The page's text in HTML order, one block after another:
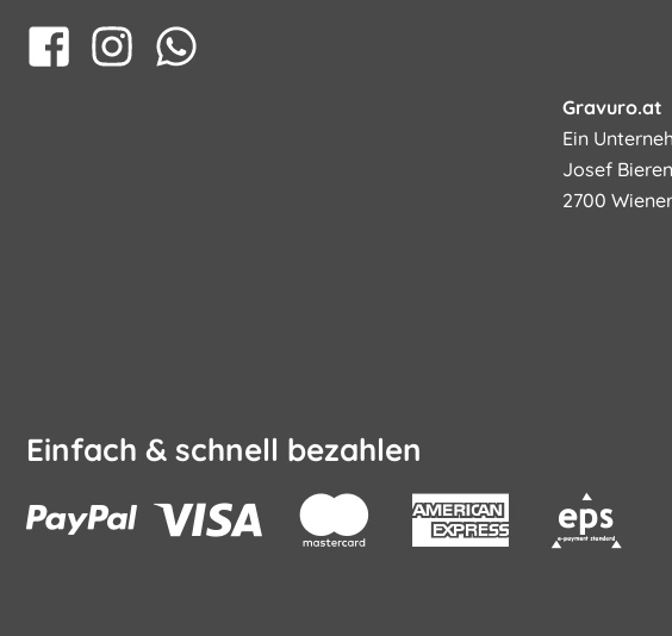
Gravuro.at
Ein
Josef
2700
Einfach & schnell bezahlen